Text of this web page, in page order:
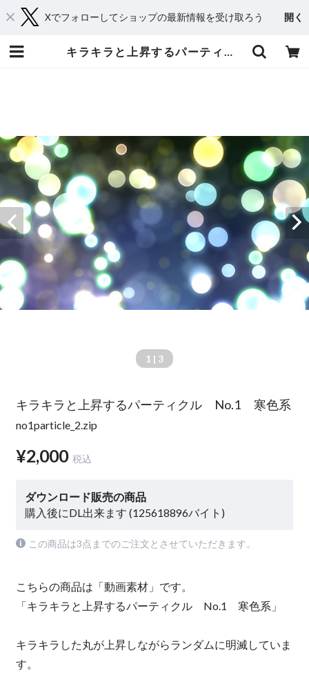
Xでフォローしてショップの最新情報を受け取ろう 開く
キラキラと上昇するパーティクル No.1 寒色系 | てれそ
1 | 3
キラキラと上昇するパーティクル No.1 寒色系
no1particle_2.zip
¥2,000 税込
ダウンロード販売の商品
購入後にDL出来ます (125618896バイト)
この商品は3点までのご注文とさせていただきます。
こちらの商品は「動画素材」です。
「キラキラと上昇するパーティクル No.1 寒色系」
キラキラした丸が上昇しながらランダムに明滅していま
す。